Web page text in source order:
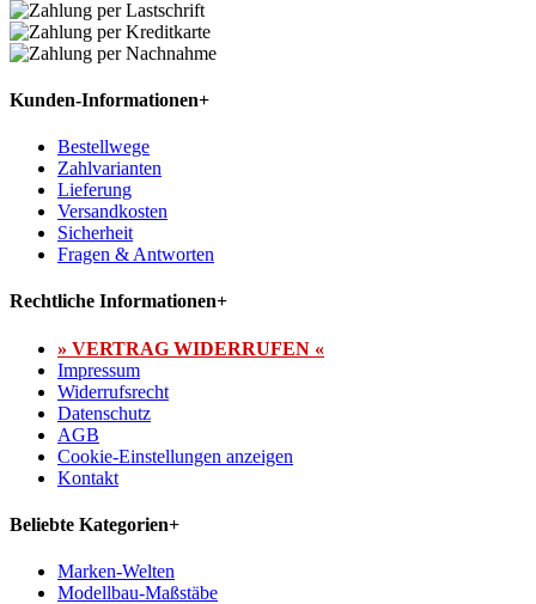
Kunden-Informationen+
Bestellwege
Zahlvarianten
Lieferung
Versandkosten
Sicherheit
Fragen & Antworten
Rechtliche Informationen+
» VERTRAG WIDERRUFEN «
Impressum
Widerrufsrecht
Datenschutz
AGB
Cookie-Einstellungen anzeigen
Kontakt
Beliebte Kategorien+
Marken-Welten
Modellbau-Maßstäbe